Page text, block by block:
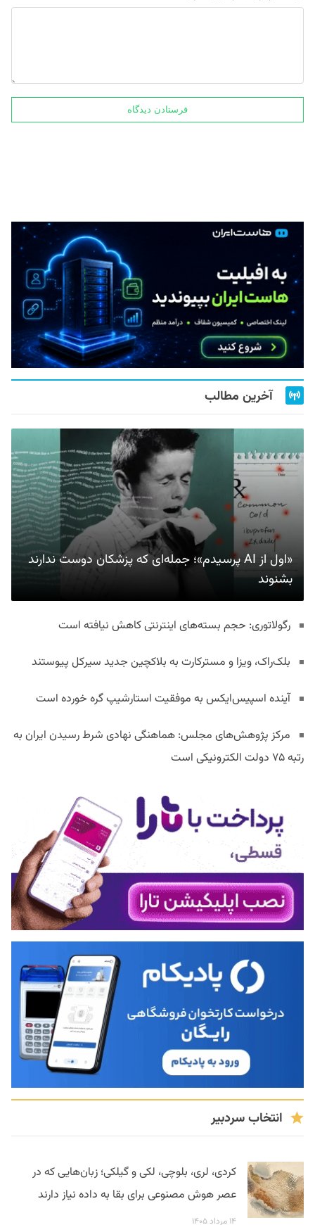
آخرین مطالب
«اول از AI پرسیدم»؛ جمله‌ای که پزشکان دوست ندارند
بشنوند
رگولاتوری: حجم بسته‌های اینترنتی کاهش نیافته است
بلک‌راک، ویزا و مسترکارت به بلاکچین جدید سیرکل پیوستند
آینده اسپیس‌ایکس به موفقیت استارشیپ گره خورده است
مرکز پژوهش‌های مجلس: هماهنگی نهادی شرط رسیدن ایران به
رتبه ۷۵ دولت الکترونیکی است
انتخاب سردبیر
کردی، لری، بلوچی، لکی و گیلکی؛ زبان‌هایی که در
عصر هوش مصنوعی برای بقا به داده نیاز دارند
۱۴ مرداد ۱۴۰۵